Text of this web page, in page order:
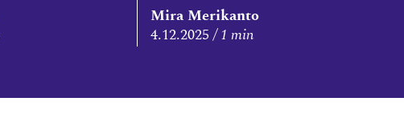
Mira Merikanto
4.12.2025
1 min